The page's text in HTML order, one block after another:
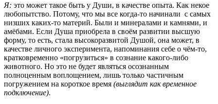
Я: это может такое быть у Души, в качестве опыта. Как некое
любопытство. Потому, что мы все когда-то начинали с самых
низших каких-то материй. Были и минералами и камнями, и
амёбами. Если Душа приобрела в своём развитии высшую
форму, то есть, стала высокоразвитой Душой, она может, в
качестве личного эксперимента, напоминания себе о чём-то,
кратковременно «погрузиться» в сознание какого-либо
животного. Но это не будет являться осознанным
полноценным воплощением, лишь только частичным
погружением на короткое время (выглядит как временное
подключение).